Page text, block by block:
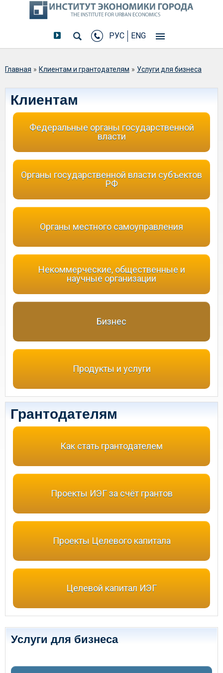
РУС ENG
Вы здесь
Главная » Клиентам и грантодателям » Услуги для бизнеса
Клиентам
Федеральные органы государственной
власти
Органы государственной власти субъектов
РФ
Органы местного самоуправления
Некоммерческие, общественные и
научные организации
Бизнес
Продукты и услуги
Грантодателям
Как стать грантодателем
Проекты ИЭГ за счёт грантов
Проекты Целевого капитала
Целевой капитал ИЭГ
Услуги для бизнеса